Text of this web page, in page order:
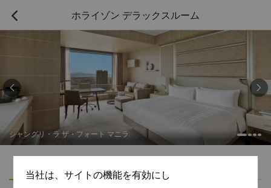
 ホライゾン デラックスルーム
シャングリ・ラ ザ・フォート マニラ
 
当社は、サイトの機能を有効にし